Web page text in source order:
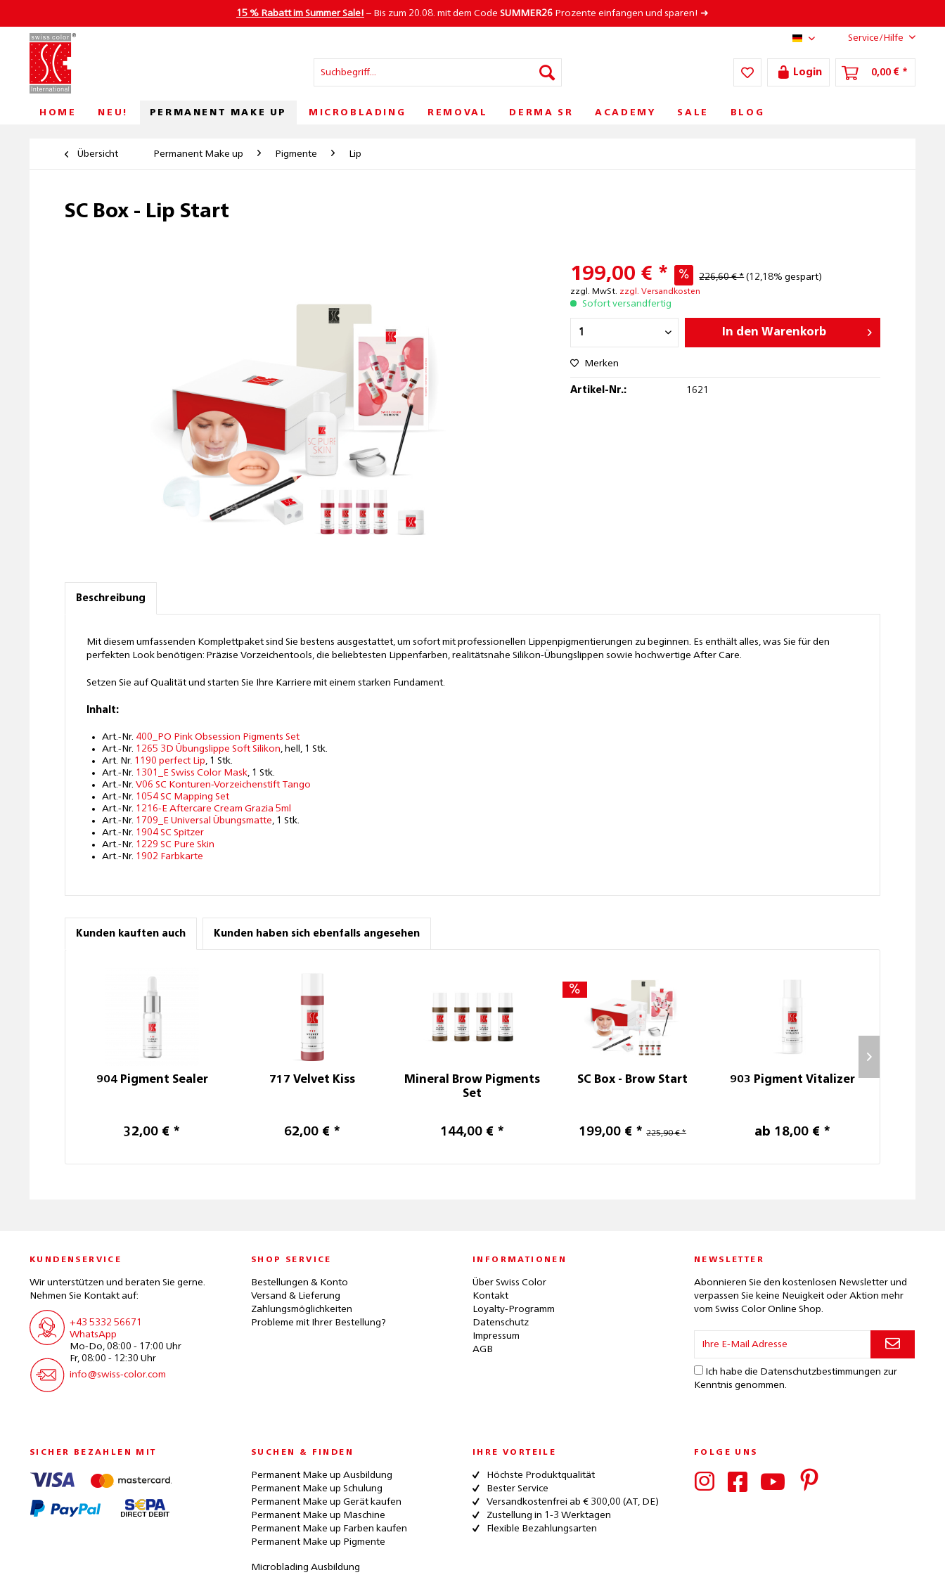
15 % Rabatt im Summer Sale! – Bis zum 20.08. mit dem Code SUMMER26 Prozente einfangen und sparen! ➜
AT/DE Service/Hilfe
Login 0,00 € *
HOME NEU! PERMANENT MAKE UP MICROBLADING REMOVAL DERMA SR ACADEMY SALE BLOG
Übersicht Permanent Make up Pigmente Lip
SC Box - Lip Start
199,00 € * 226,60 € * (12,18% gespart)
zzgl. MwSt. zzgl. Versandkosten
Sofort versandfertig
In den Warenkorb
Merken
Artikel-Nr.: 1621
Beschreibung
Mit diesem umfassenden Komplettpaket sind Sie bestens ausgestattet, um sofort mit professionellen Lippenpigmentierungen zu beginnen. Es enthält alles, was Sie für den
perfekten Look benötigen: Präzise Vorzeichentools, die beliebtesten Lippenfarben, realitätsnahe Silikon-Übungslippen sowie hochwertige After Care.
Setzen Sie auf Qualität und starten Sie Ihre Karriere mit einem starken Fundament.
Inhalt:
Art.-Nr. 400_PO Pink Obsession Pigments Set
Art.-Nr. 1265 3D Übungslippe Soft Silikon, hell, 1 Stk.
Art. Nr. 1190 perfect Lip, 1 Stk.
Art.-Nr. 1301_E Swiss Color Mask, 1 Stk.
Art.-Nr. V06 SC Konturen-Vorzeichenstift Tango
Art.-Nr. 1054 SC Mapping Set
Art.-Nr. 1216-E Aftercare Cream Grazia 5ml
Art.-Nr. 1709_E Universal Übungsmatte, 1 Stk.
Art.-Nr. 1904 SC Spitzer
Art.-Nr. 1229 SC Pure Skin
Art.-Nr. 1902 Farbkarte
Kunden kauften auch Kunden haben sich ebenfalls angesehen
904 Pigment Sealer
32,00 € *
717 Velvet Kiss
62,00 € *
Mineral Brow Pigments
Set
144,00 € *
SC Box - Brow Start
199,00 € * 225,90 € *
903 Pigment Vitalizer
ab 18,00 € *
KUNDENSERVICE
Wir unterstützen und beraten Sie gerne.
Nehmen Sie Kontakt auf:
+43 5332 56671
WhatsApp
Mo-Do, 08:00 - 17:00 Uhr
Fr, 08:00 - 12:30 Uhr
info@swiss-color.com
SHOP SERVICE
Bestellungen & Konto
Versand & Lieferung
Zahlungsmöglichkeiten
Probleme mit Ihrer Bestellung?
INFORMATIONEN
Über Swiss Color
Kontakt
Loyalty-Programm
Datenschutz
Impressum
AGB
NEWSLETTER
Abonnieren Sie den kostenlosen Newsletter und
verpassen Sie keine Neuigkeit oder Aktion mehr
vom Swiss Color Online Shop.
Ich habe die Datenschutzbestimmungen zur
Kenntnis genommen.
SICHER BEZAHLEN MIT SUCHEN & FINDEN
Permanent Make up Ausbildung
Permanent Make up Schulung
Permanent Make up Gerät kaufen
Permanent Make up Maschine
Permanent Make up Farben kaufen
Permanent Make up Pigmente
Microblading Ausbildung
IHRE VORTEILE
Höchste Produktqualität
Bester Service
Versandkostenfrei ab € 300,00 (AT, DE)
Zustellung in 1-3 Werktagen
Flexible Bezahlungsarten
FOLGE UNS